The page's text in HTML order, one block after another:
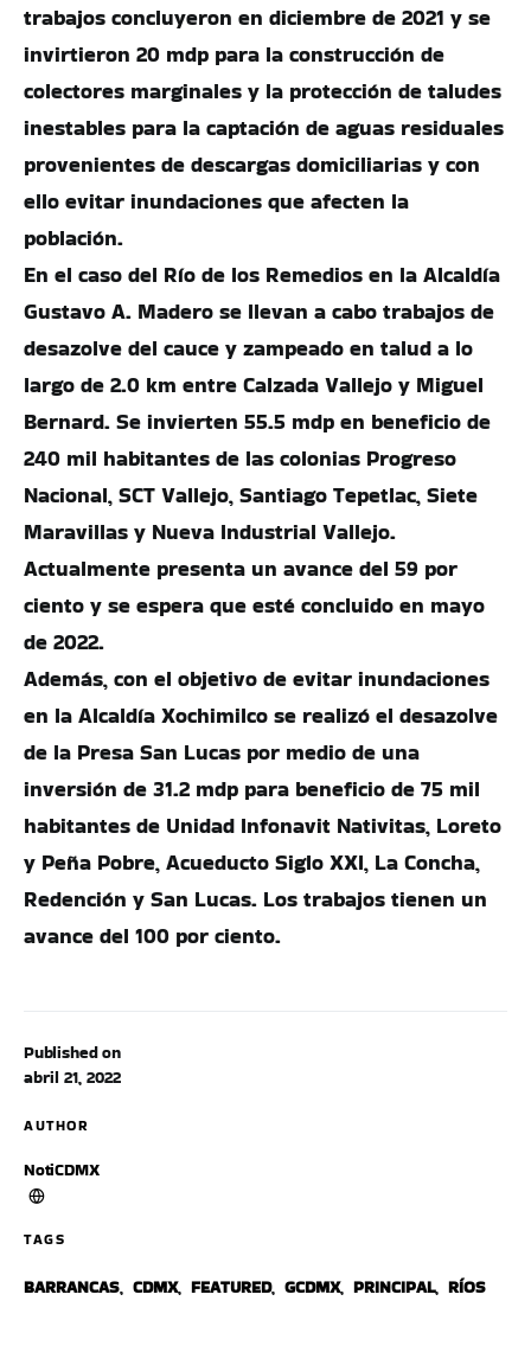
Published on
abril 21, 2022
AUTHOR
NotiCDMX
TAGS
BARRANCAS, CDMX, FEATURED, GCDMX, PRINCIPAL, RÍOS
trabajos concluyeron en diciembre de 2021 y se
invirtieron 20 mdp para la construcción de
colectores marginales y la protección de taludes
inestables para la captación de aguas residuales
provenientes de descargas domiciliarias y con
ello evitar inundaciones que afecten la
población.
En el caso del Río de los Remedios en la Alcaldía
Gustavo A. Madero se llevan a cabo trabajos de
desazolve del cauce y zampeado en talud a lo
largo de 2.0 km entre Calzada Vallejo y Miguel
Bernard. Se invierten 55.5 mdp en beneficio de
240 mil habitantes de las colonias Progreso
Nacional, SCT Vallejo, Santiago Tepetlac, Siete
Maravillas y Nueva Industrial Vallejo.
Actualmente presenta un avance del 59 por
ciento y se espera que esté concluido en mayo
de 2022.
Además, con el objetivo de evitar inundaciones
en la Alcaldía Xochimilco se realizó el desazolve
de la Presa San Lucas por medio de una
inversión de 31.2 mdp para beneficio de 75 mil
habitantes de Unidad Infonavit Nativitas, Loreto
y Peña Pobre, Acueducto Siglo XXI, La Concha,
Redención y San Lucas. Los trabajos tienen un
avance del 100 por ciento.